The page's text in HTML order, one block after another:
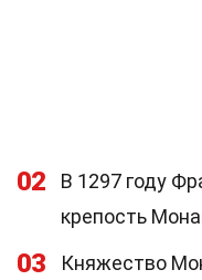
02
В 1297 году
крепость
03
Княжество